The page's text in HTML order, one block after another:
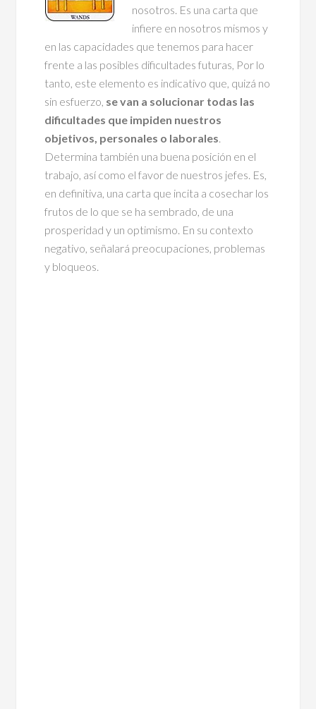
nosotros. Es una carta que
infiere en nosotros mismos y
en las capacidades que tenemos para hacer
frente a las posibles dificultades futuras, Por lo
tanto, este elemento es indicativo que, quizá no
sin esfuerzo, se van a solucionar todas las
dificultades que impiden nuestros
objetivos, personales o laborales.
Determina también una buena posición en el
trabajo, así como el favor de nuestros jefes. Es,
en definitiva, una carta que incita a cosechar los
frutos de lo que se ha sembrado, de una
prosperidad y un optimismo. En su contexto
negativo, señalará preocupaciones, problemas
y bloqueos.